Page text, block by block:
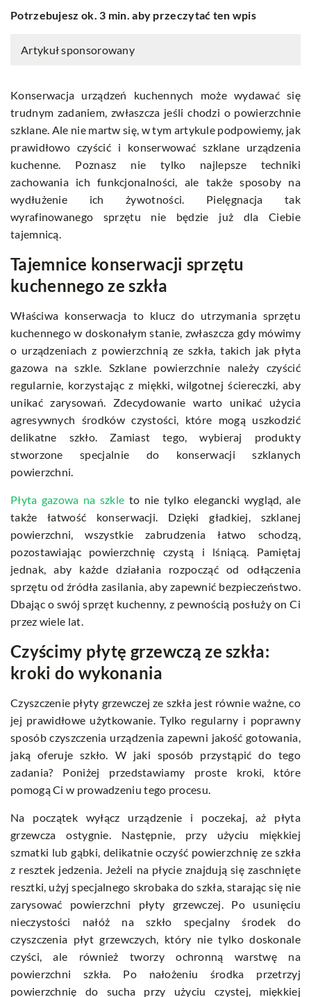
Potrzebujesz ok. 3 min. aby przeczytać ten wpis
Artykuł sponsorowany
Konserwacja urządzeń kuchennych może wydawać się
trudnym zadaniem, zwłaszcza jeśli chodzi o powierzchnie
szklane. Ale nie martw się, w tym artykule podpowiemy, jak
prawidłowo czyścić i konserwować szklane urządzenia
kuchenne. Poznasz nie tylko najlepsze techniki
zachowania ich funkcjonalności, ale także sposoby na
wydłużenie ich żywotności. Pielęgnacja tak
wyrafinowanego sprzętu nie będzie już dla Ciebie
tajemnicą.
Tajemnice konserwacji sprzętu
kuchennego ze szkła
Właściwa konserwacja to klucz do utrzymania sprzętu
kuchennego w doskonałym stanie, zwłaszcza gdy mówimy
o urządzeniach z powierzchnią ze szkła, takich jak płyta
gazowa na szkle. Szklane powierzchnie należy czyścić
regularnie, korzystając z miękki, wilgotnej ściereczki, aby
unikać zarysowań. Zdecydowanie warto unikać użycia
agresywnych środków czystości, które mogą uszkodzić
delikatne szkło. Zamiast tego, wybieraj produkty
stworzone specjalnie do konserwacji szklanych
powierzchni.
Płyta gazowa na szkle to nie tylko elegancki wygląd, ale
także łatwość konserwacji. Dzięki gładkiej, szklanej
powierzchni, wszystkie zabrudzenia łatwo schodzą,
pozostawiając powierzchnię czystą i lśniącą. Pamiętaj
jednak, aby każde działania rozpocząć od odłączenia
sprzętu od źródła zasilania, aby zapewnić bezpieczeństwo.
Dbając o swój sprzęt kuchenny, z pewnością posłuży on Ci
przez wiele lat.
Czyścimy płytę grzewczą ze szkła:
kroki do wykonania
Czyszczenie płyty grzewczej ze szkła jest równie ważne, co
jej prawidłowe użytkowanie. Tylko regularny i poprawny
sposób czyszczenia urządzenia zapewni jakość gotowania,
jaką oferuje szkło. W jaki sposób przystąpić do tego
zadania? Poniżej przedstawiamy proste kroki, które
pomogą Ci w prowadzeniu tego procesu.
Na początek wyłącz urządzenie i poczekaj, aż płyta
grzewcza ostygnie. Następnie, przy użyciu miękkiej
szmatki lub gąbki, delikatnie oczyść powierzchnię ze szkła
z resztek jedzenia. Jeżeli na płycie znajdują się zaschnięte
resztki, użyj specjalnego skrobaka do szkła, starając się nie
zarysować powierzchni płyty grzewczej. Po usunięciu
nieczystości nałóż na szkło specjalny środek do
czyszczenia płyt grzewczych, który nie tylko doskonale
czyści, ale również tworzy ochronną warstwę na
powierzchni szkła. Po nałożeniu środka przetrzyj
powierzchnię do sucha przy użyciu czystej, miękkiej